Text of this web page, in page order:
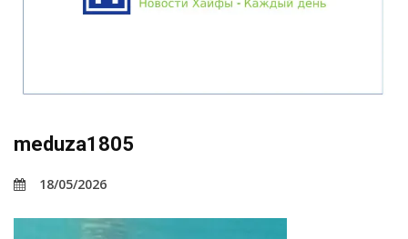
meduza1805
18/05/2026